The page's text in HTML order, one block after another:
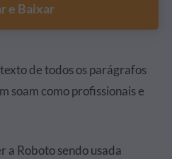
e Baixar
de todos os parágrafos
soam como profissionais e
a Roboto sendo usada